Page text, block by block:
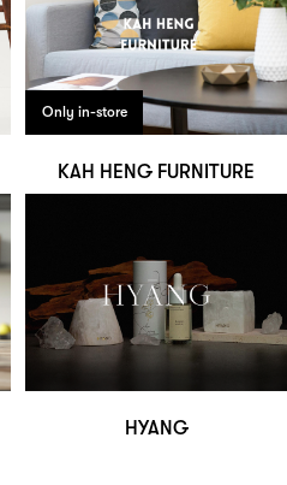
Only in-store
KAH HENG FURNITURE
HYANG